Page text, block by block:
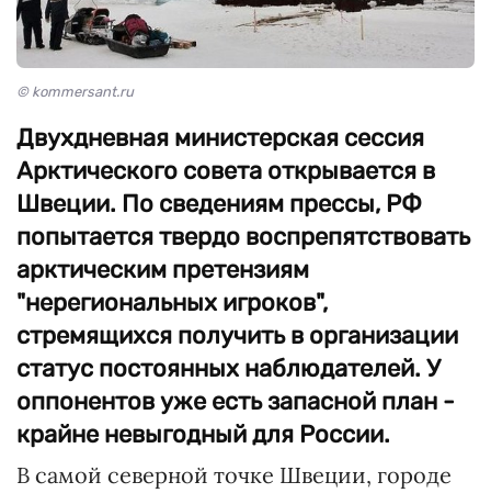
© kommersant.ru
Двухдневная министерская сессия
Арктического совета открывается в
Швеции. По сведениям прессы, РФ
попытается твердо воспрепятствовать
арктическим претензиям
"нерегиональных игроков",
стремящихся получить в организации
статус постоянных наблюдателей. У
оппонентов уже есть запасной план -
крайне невыгодный для России.
В самой северной точке Швеции, городе